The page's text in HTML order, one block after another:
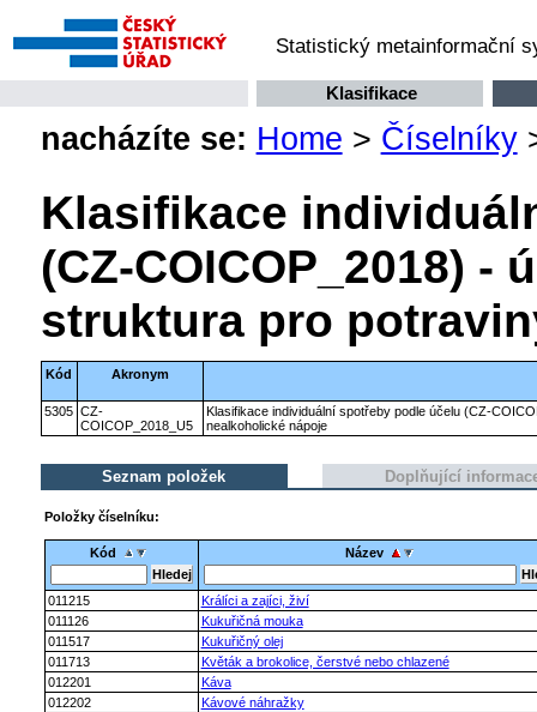
Statistický metainformační
Klasifikace
nacházíte se: Home > Číselníky
Klasifikace
(CZ-COICOP_2018) -
struktura pro
Kód Akronym
5305 CZ-
COICOP_2018_U5
Klasifikace individuální spotřeby podle účelu (CZ-
nealkoholické nápoje
Seznam položek Doplňující
Položky číselníku:
Kód Název
011215
Králíci a zajíci, živí
011126
Kukuřičná mouka
011517
Kukuřičný olej
011713
Květák a brokolice, čerstvé nebo chlazené
012201
Káva
012202
Kávové náhražky